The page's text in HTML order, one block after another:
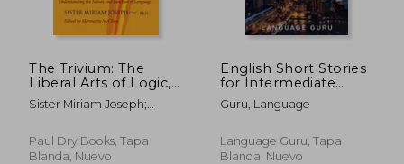
The Trivium: The
Liberal Arts of Logic,
Grammar, and
Rhetoric (en Inglés)
Sister Miriam Joseph;
Paul Dry Books, Tapa
Blanda, Nuevo
English Short Stories
for Intermediate
Learners: Learn
English and Build
Fun and Easy Way (en
Inglés)
Guru, Language
Language Guru, Tapa
Blanda, Nuevo